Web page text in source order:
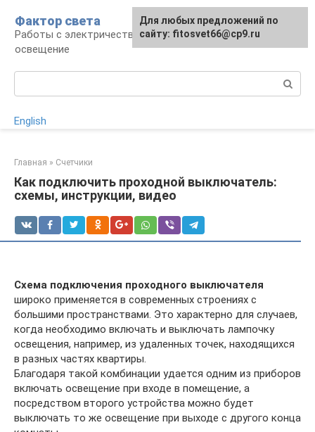
контенту
Фактор света
Работы с электричеством, электроприборы и
освещение
English
Главная » Счетчики
Как подключить проходной выключатель:
схемы, инструкции, видео
Схема подключения проходного выключателя
широко применяется в современных строениях с
большими пространствами. Это характерно для случаев,
когда необходимо включать и выключать лампочку
освещения, например, из удаленных точек, находящихся
в разных частях квартиры.
Благодаря такой комбинации удается одним из приборов
включать освещение при входе в помещение, а
посредством второго устройства можно будет
выключать то же освещение при выходе с другого конца
Для любых предложений по
сайту: fitosvet66@cp9.ru